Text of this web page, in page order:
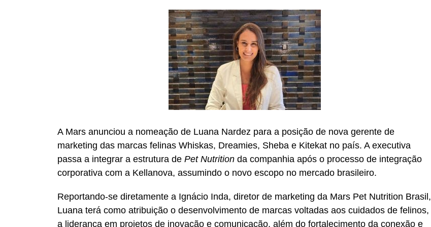
A Mars anunciou a nomeação de Luana Nardez para a posição de nova gerente de
marketing das marcas felinas Whiskas, Dreamies, Sheba e Kitekat no país. A executiva
passa a integrar a estrutura de Pet Nutrition da companhia após o processo de integração
corporativa com a Kellanova, assumindo o novo escopo no mercado brasileiro.
Reportando-se diretamente a Ignácio Inda, diretor de marketing da Mars Pet Nutrition Brasil,
Luana terá como atribuição o desenvolvimento de marcas voltadas aos cuidados de felinos,
a liderança em projetos de inovação e comunicação, além do fortalecimento da conexão e